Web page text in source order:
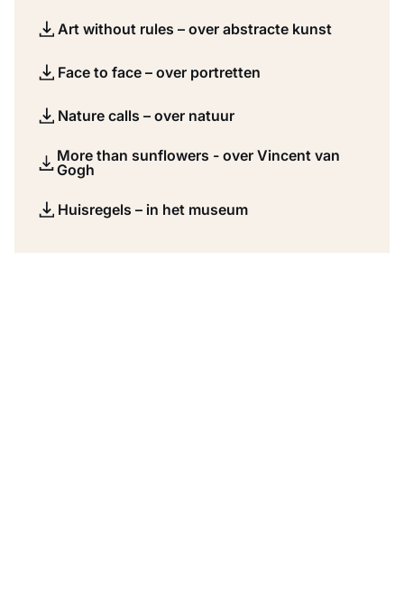
Art without rules – over abstracte kunst
Face to face – over portretten
Nature calls – over natuur
More than sunflowers - over Vincent van
Gogh
Huisregels – in het museum